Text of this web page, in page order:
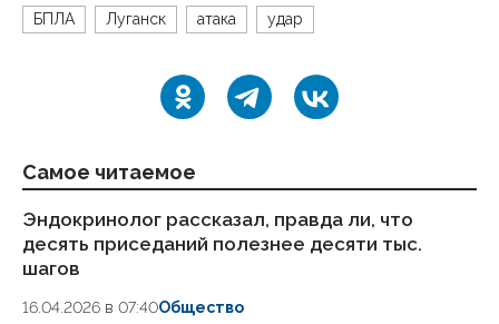
БПЛА Луганск атака удар
Самое читаемое
Эндокринолог рассказал, правда ли, что
десять приседаний полезнее десяти тыс.
шагов
16.04.2026 в 07:40Общество